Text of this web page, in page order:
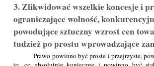
3. Zlikwidować wszelkie koncesje i
ograniczające wolność,
powodujące sztuczny wzrost cen
tudzież po prostu wprowadzające
Prawo powinno być proste i przejrzyste,